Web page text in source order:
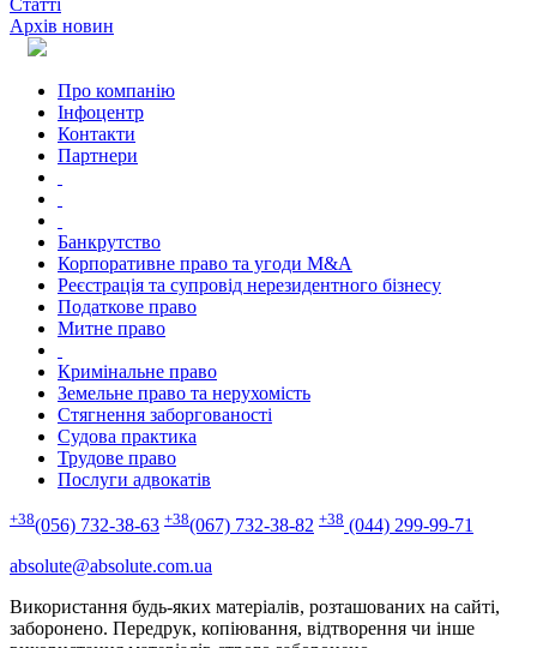
Архів новин
Про компанію
Інфоцентр
Контакти
Партнери
Банкрутство
Корпоративне право та угоди M&A
Реєстрація та супровід нерезидентного бізнесу
Податкове право
Митне право
Кримінальне право
Земельне право та нерухомість
Стягнення заборгованості
Судова практика
Трудове право
Послуги адвокатів
+38(056) 732-38-63 +38(067) 732-38-82 +38 (044) 299-99-71
absolute@absolute.com.ua
Використання будь-яких матеріалів, розташованих на сайті,
заборонено. Передрук, копіювання, відтворення чи інше